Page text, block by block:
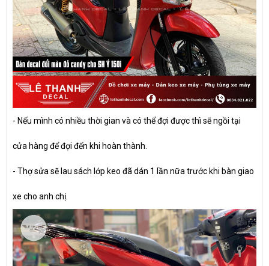
- Nếu mình có nhiều thời gian và có thể đợi được thì sẽ ngồi tại
cửa hàng để đợi đến khi hoàn thành.
- Thợ sửa sẽ lau sách lớp keo đã dán 1 lần nữa trước khi bàn giao
xe cho anh chị.